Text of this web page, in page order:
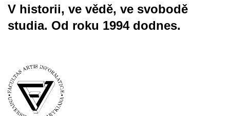
V historii, ve vědě, ve svobodě
studia. Od roku 1994 dodnes.